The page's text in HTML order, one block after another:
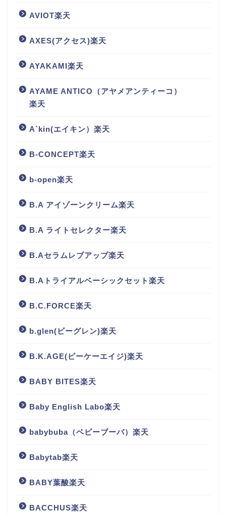
AVIOT楽天
AXES(アクセス)楽天
AYAKAMI楽天
AYAME ANTICO（アヤメアンティーコ）
楽天
A`kin(エイキン）楽天
B-CONCEPT楽天
b-open楽天
B.A アイゾーンクリーム楽天
B.A ライトセレクター楽天
B.Aセラムレブアップ楽天
B.Aトライアルベーシックセット楽天
B.C.FORCE楽天
b.glen(ビーグレン)楽天
B.K.AGE(ビーケーエイジ)楽天
BABY BITES楽天
Baby English Labo楽天
babybuba（ベビーブーバ）楽天
Babytab楽天
BABY葉酸楽天
BACCHUS楽天